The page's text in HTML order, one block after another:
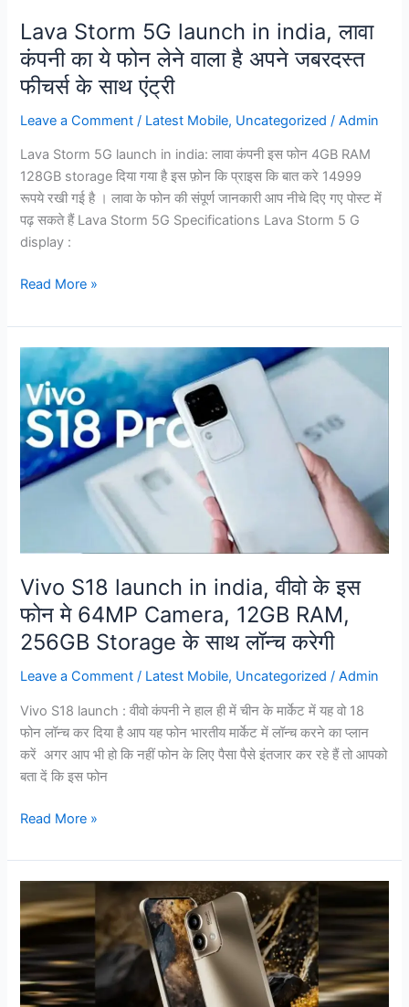
Lava Storm 5G launch in india, लावा
कंपनी का ये फोन लेने वाला है अपने जबरदस्त
फीचर्स के साथ एंट्री
Leave a Comment / Latest Mobile, Uncategorized /Admin
Lava Storm 5G launch in india: लावा कंपनी इस फोन 4GB RAM
128GB storage दिया गया है इस फ़ोन कि प्राइस कि बात करे 14999
रूपये रखी गई है । लावा के फोन की संपूर्ण जानकारी आप नीचे दिए गए पोस्ट में
पढ़ सकते हैं Lava Storm 5G Specifications Lava Storm 5 G
display :
फोन
लेने
वाला
है
जबरदस्त
फीचर्स
के
साथ
एंट्री
Read More »
Vivo S18 launch in india, वीवो के इस
फोन मे 64MP Camera, 12GB RAM,
256GB Storage के साथ लॉन्च करेगी
Leave a Comment / Latest Mobile, Uncategorized /Admin
Vivo S18 launch : वीवो कंपनी ने हाल ही में चीन के मार्केट में यह वो 18
फोन लॉन्च कर दिया है आप यह फोन भारतीय मार्केट में लॉन्च करने का प्लान
करें अगर आप भी हो कि नहीं फोन के लिए पैसा पैसे इंतजार कर रहे हैं तो आपको
बता दें कि इस फोन
Vivo
S18
launch
in
india,
वीवो
के
मे
64MP
Camera,
12GB
RAM,
Storage
के
साथ
लॉन्च
करेगी
Read More »
yuva
13
pro
launch
in